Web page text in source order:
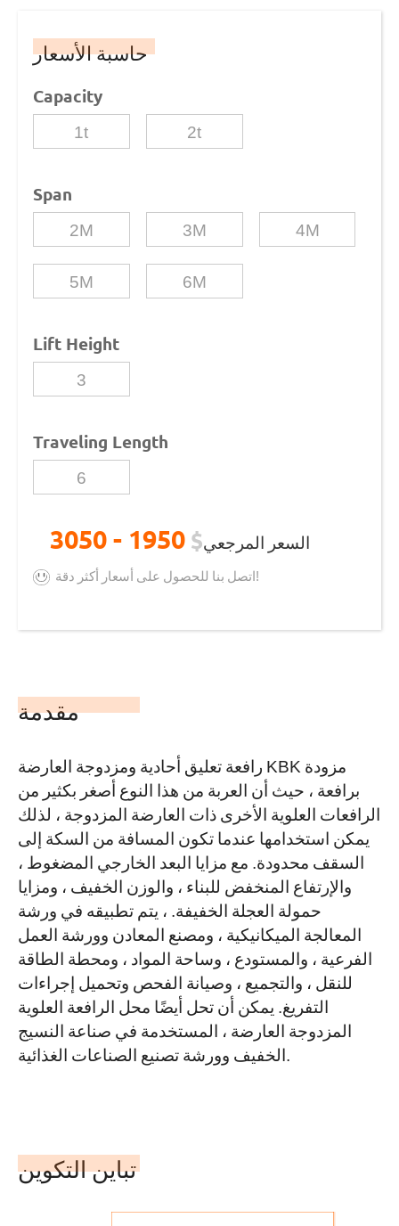
حاسبة الأسعار
Capacity
1t 2t
Span
2M 3M 4M
5M 6M
Lift Height
3
Traveling Length
6
السعر المرجعي$
1950 - 3050
اتصل بنا للحصول على أسعار أكثر دقة!
مقدمة
رافعة تعليق أحادية ومزدوجة العارضة KBK مزودة
برافعة ، حيث أن العربة من هذا النوع أصغر بكثير من
الرافعات العلوية الأخرى ذات العارضة المزدوجة ، لذلك
يمكن استخدامها عندما تكون المسافة من السكة إلى
السقف محدودة. مع مزايا البعد الخارجي المضغوط ،
والإرتفاع المنخفض للبناء ، والوزن الخفيف ، ومزايا
حمولة العجلة الخفيفة. ، يتم تطبيقه في ورشة
المعالجة الميكانيكية ، ومصنع المعادن وورشة العمل
الفرعية ، والمستودع ، وساحة المواد ، ومحطة الطاقة
للنقل ، والتجميع ، وصيانة الفحص وتحميل إجراءات
التفريغ. يمكن أن تحل أيضًا محل الرافعة العلوية
المزدوجة العارضة ، المستخدمة في صناعة النسيج
تباين التكوين